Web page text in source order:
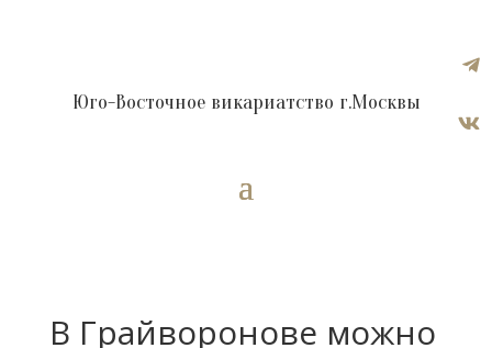


Юго-Восточное викариатство г.Москвы
В Грайворонове можно